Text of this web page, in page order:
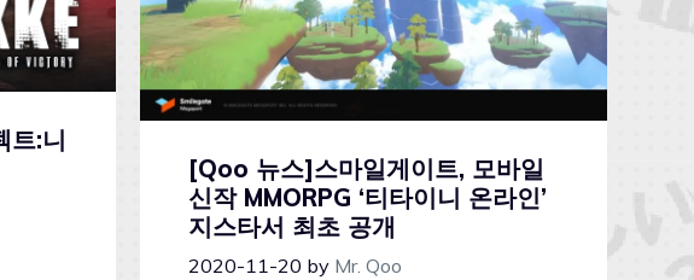
트:니
[Qoo 뉴스]스마일게이트, 모바일
신작 MMORPG ‘티타이니 온라인’
지스타서 최초 공개
2020-11-20 by Mr. Qoo